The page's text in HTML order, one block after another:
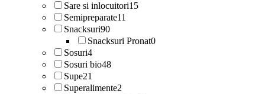
Sare si inlocuitori15
Semipreparate11
Snacksuri90
Snacksuri Pronat0
Sosuri4
Sosuri bio48
Supe21
Superalimente2